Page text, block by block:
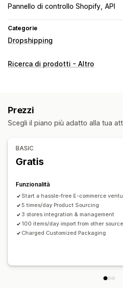
Pannello di controllo Shopify API
Categorie
Dropshipping
Prodotti vendibili
Prodotti per animali domestici
Ufficio e business Hardware
Sedi di approvvigionamento
Cina
Germania
Ricerca di prodotti - Altro
Prezzi
Scegli il piano più adatto alla tua
BASIC
Gratis
Funzionalità
Start a hassle-free E-commerce
5 times/day Product Sourcing
3 stores integration & management
100 items/day import from other
Charged Customized Packaging